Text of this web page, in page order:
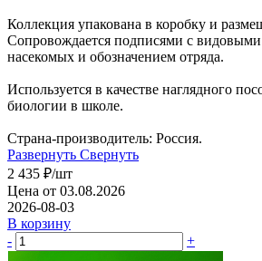
Коллекция упакована в коробку и
Сопровождается подписями с
насекомых и обозначением отряда.
Используется в качестве наглядного
биологии в школе.
Страна-производитель:
Развернуть Свернуть
2 435 ₽/шт
Цена от 03.08.2026
2026-08-03
В корзину
-
+